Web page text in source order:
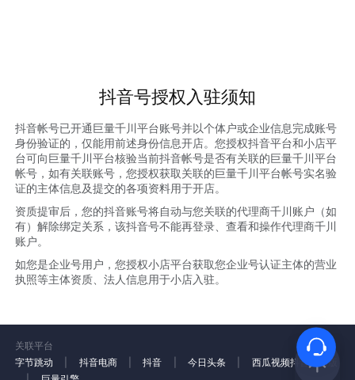
抖音号授权入驻须知
抖音帐号已开通巨量千川平台账号并以个体户或企业信息完成账号
身份验证的，仅能用前述身份信息开店。您授权抖音平台和小店平
台可向巨量千川平台核验当前抖音帐号是否有关联的巨量千川平台
帐号，如有关联账号，您授权获取关联的巨量千川平台帐号实名验
证的主体信息及提交的各项资料用于开店。
资质提审后，您的抖音账号将自动与您关联的代理商千川账户（如
有）解除绑定关系，该抖音号不能再登录、查看和操作代理商千川
账户。
如您是企业号用户，您授权小店平台获取您企业号认证主体的营业
执照等主体资质、法人信息用于小店入驻。
关联平台
字节跳动
抖音电商 抖音 今日头条 西瓜视频抖音火山版